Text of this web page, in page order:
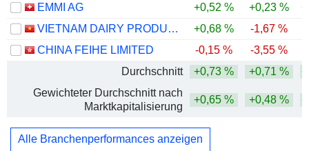
EMMI AG
+0,52 % +0,23 %
VIETNAM DAIRY PRODUCTS
+0,68 % -1,67 %
CHINA FEIHE LIMITED
-0,15 % -3,55 %
Durchschnitt
+0,73 % +0,71 %
Gewichteter Durchschnitt nach
Marktkapitalisierung
+0,65 % +0,48 %
Alle Branchenperformances anzeigen